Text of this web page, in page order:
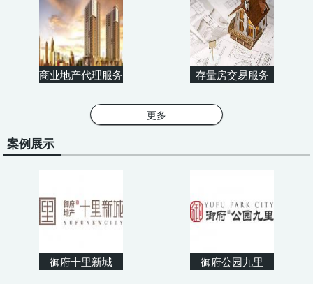
商业地产代理服务 存量房交易服务
更多
案例展示
御府十里新城 御府公园九里